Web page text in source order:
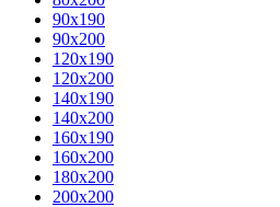
90х190
90х200
120х190
120х200
140х190
140х200
160х190
160х200
180х200
200х200